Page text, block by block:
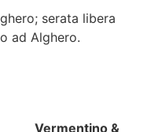
serata libera
ad Alghero.
&